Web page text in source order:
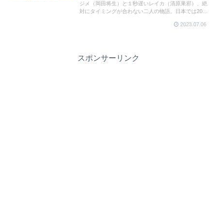
ジメ（岡田将生）と１秒遅いレイカ（清原果邪）、絶
対にタイミングが合わない二人の物語。日本では2021
彼女』の男女のキャラクター設定を反転させ舞台を京
2023.07.06
スポンサーリンク